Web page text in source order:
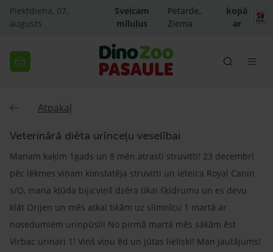
Piektdiena, 07.
augusts
Sveicam
mīluļus
Petarde,
Ziema
kopā
ar
Atpakaļ
Veterinārā diēta urīnceļu veselībai
Manam kaķim 1gads un 8 mēn.atrasti struvitti! 23 decembrī
pēc lēkmes viņam konstatēja struvitti un ieteica Royal Canin
s/O, mana kļūda bija:viņš dzēra tikai šķidrumu un es devu
klāt Orijen un mēs atkal tikām uz slimnīcu 1 martā ar
nosedumiem urinpūsli! No pirmā martā mēs sākām ēst
Virbac urinari 1! Viņš viņu ēd un jūtas lieliski! Man jautājums!